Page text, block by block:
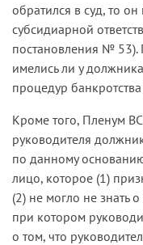
обратился в суд, то
субсидиарной
постановления № 53).
имелись ли у
процедур
Кроме того, Пленум
руководителя
по данному
лицо, которое (1)
(2) не могло не знать
при котором
о том, что